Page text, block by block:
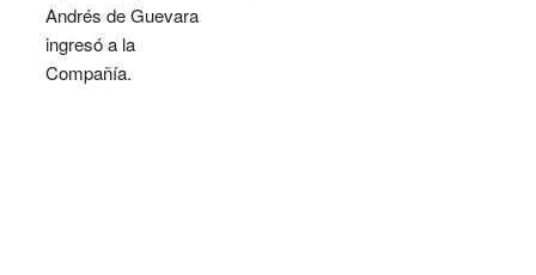
Andrés de Guevara
ingresó a la
Compañía.